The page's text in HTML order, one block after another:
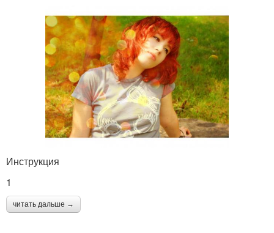
Инструкция
1
читать дальше →